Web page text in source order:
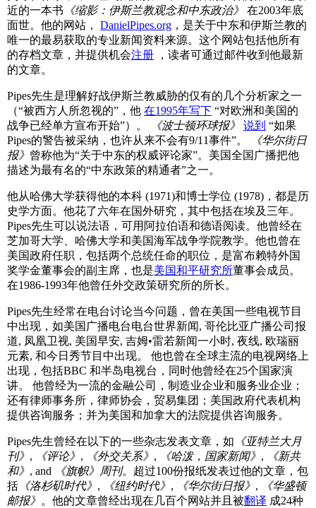
近的一本书 《缩影：伊斯兰教观念和中东政治》
在2003年底
面世。他的网站， DanielPipes.org ，是关于中东和伊斯兰教的
唯一的最易获取的专业新闻资料来源。这个网站包括他所有
的存档文章，并提供机会注册 ，读者可通过邮件收到他最新
的文章。
Pipes先生是理解好战伊斯兰教威胁的仅有的几个分析家之一
（“被西方人所忽视的”，他 在1995年写下 “对欧洲和美国的
战争已经单方宣布开始”）。
《波士顿环球报》 说到 “如果
Pipes的警告被采纳，也许从来不会有9/11事件”。
《华尔街日
报》 曾称他为“关于中东的权威评论家”。美国全国广播把他
描述为最有名的“中东政策的精通者”之一。
他从哈佛大学获得他的本科 (1971)和博士学位 (1978)，都是历
史学方面。他花了六年在国外研究，其中包括在埃及三年。
Pipes先生可以说法语，可用阿拉伯语和德语阅读。他曾经在
芝加哥大学、哈佛大学和美国海军战争学院教学。他也曾在
美国政府任职，包括两个总统任命的职位，是富布赖特外国
奖学金董事会的副主席，也是美国和平研究所董事会成员。
在1986-1993年他曾任外交政策研究所的所长。
Pipes先生经常在电台讨论当今问题，曾在美国一些电视节目
中出现，如美国广播电台电台世界新闻, 哥伦比亚广播公司报
道, 凤凰卫视, 美国早安, 吉姆•雷若新闻一小时, 夜线, 欧瑞丽
元素, 和今日秀节目中出现。 他也曾在全球主流的电视网络上
出现，包括BBC 和半岛电视台，同时他曾经在25个国家演
讲。 他曾经为一流的金融公司，制造业企业和服务业企业；
还有律师事务所，律师协会，贸易集团；美国政府代表机构
提供咨询服务；并为美国和加拿大的法院提供咨询服务。
Pipes先生曾经在以下的一些杂志发表文章，如 《亚特兰大月
刊》 , 《评论》 , 《外交关系》 , 《哈泼，国家新闻》 ,
《新共
和》 , and 《旗帜》周刊。超过100份报纸发表过他的文章，包
括 《洛杉矶时代》 , 《纽约时代》 , 《华尔街日报》 ,
《华盛顿
邮报》 。他的文章曾经出现在几百个网站并且被翻译 成24种